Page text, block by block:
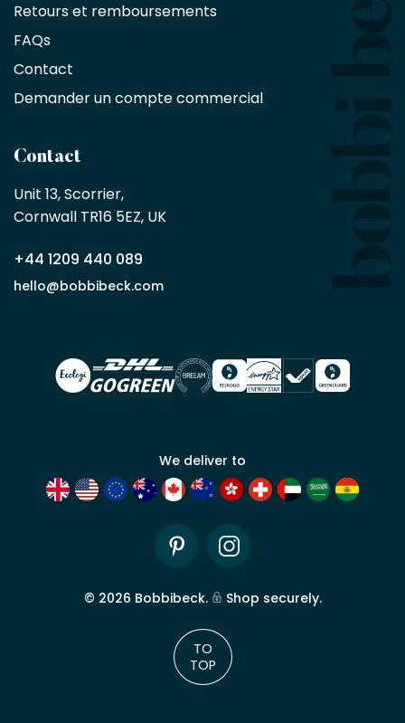
exclusive
de
%
sur
sans
minimum
en
partenaire
commercial
Demander
un compte
Retours et remboursements
FAQs
Contact
Demander un compte commercial
Contact
Unit 13, Scorrier,
Cornwall TR16 5EZ, UK
+44 1209 440 089
hello@bobbibeck.com
We deliver to
PinterestInstagram
© 2026 Bobbibeck. Shop securely.
TO
TOP